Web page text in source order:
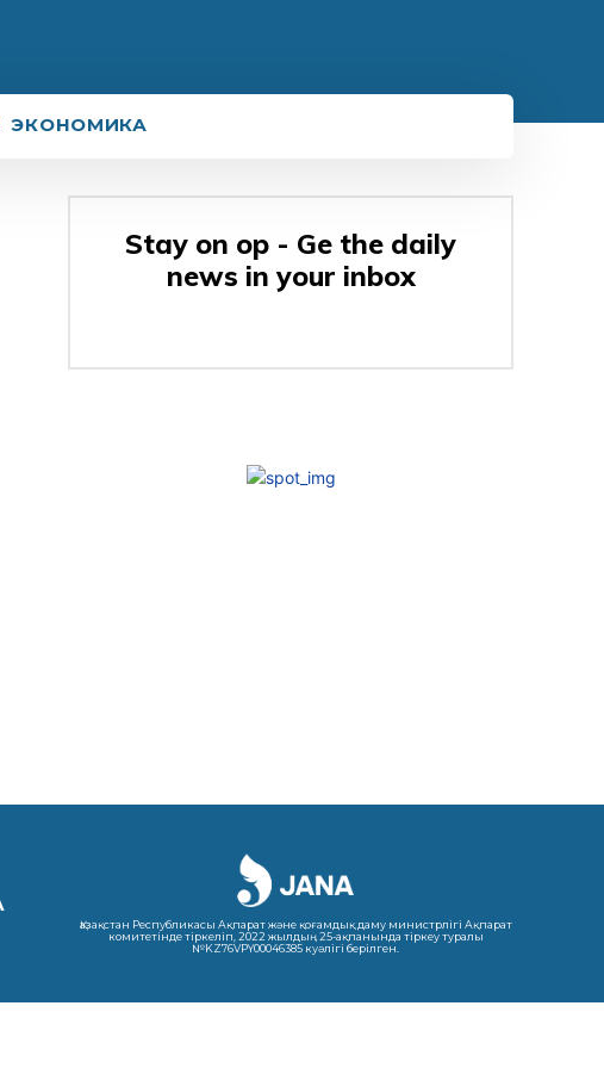
ЭКОНОМИКА
Stay on op - Ge the daily
news in your inbox
Қазақстан Республикасы Ақпарат және қоғамдық даму министрлігі Ақпарат
комитетінде тіркеліп, 2022 жылдың 25-ақпанында тіркеу туралы
№KZ76VPY00046385 куәлігі берілген.